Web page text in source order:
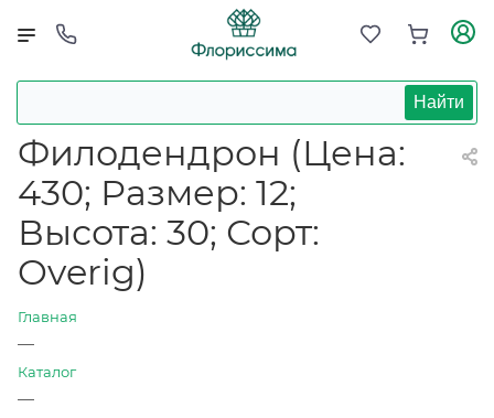
Найти
Филодендрон (Цена:
430; Размер: 12;
Высота: 30; Сорт:
Overig)
Главная
—
Каталог
—